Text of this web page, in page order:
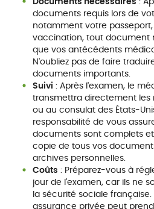
documents requis lors de
notamment votre
vaccination, tout document
que vos antécédents
N'oubliez pas de faire
documents importants.
Suivi: Après l'examen, le
transmettra directement les
ou au consulat des États-
responsabilité de vous
documents sont complets
copie de tous vos
archives personnelles.
Coûts : Préparez-vous à
jour de l'examen, car ils ne
la sécurité sociale française.
assurance privée peut